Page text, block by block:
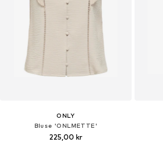
ONLY
Bluse 'ONLMETTE'
225,00 kr